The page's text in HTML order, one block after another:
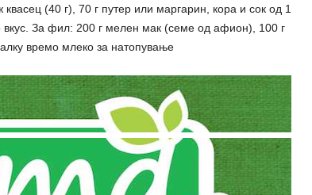
(40 г), 70 г путер или маргарин, кора и сок од 1
За фил: 200 г мелен мак (семе од афион), 100 г
времо млеко за натопување